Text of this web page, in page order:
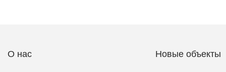
О нас Новые объекты